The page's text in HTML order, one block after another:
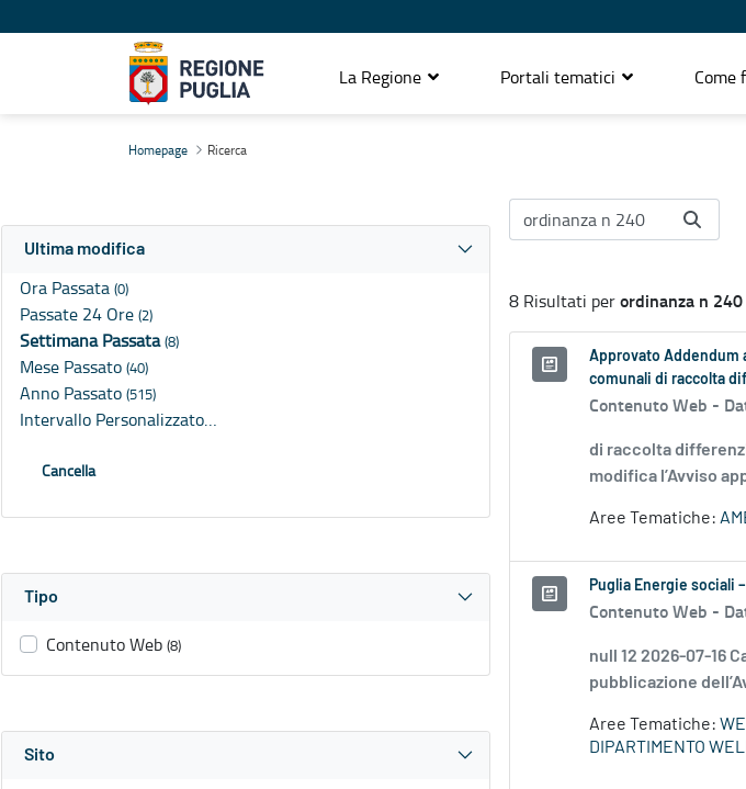
La Regione Portali tematici Come
Homepage Ricerca
Ultima modifica
Ora Passata (0)
Passate 24 Ore (2)
Settimana Passata(8)
Mese Passato (40)
Anno Passato (515)
Intervallo Personalizzato…
Cancella
Tipo
Contenuto Web (8)
Sito
8 Risultati perordinanza n 240
Approvato Addendum
comunali di raccolta
Contenuto Web -
di raccolta
modifica l’Avviso
Aree Tematiche:
Puglia Energie sociali
Contenuto Web -
null 12 2026-07-16
pubblicazione
Aree Tematiche:
DIPARTIMENTO